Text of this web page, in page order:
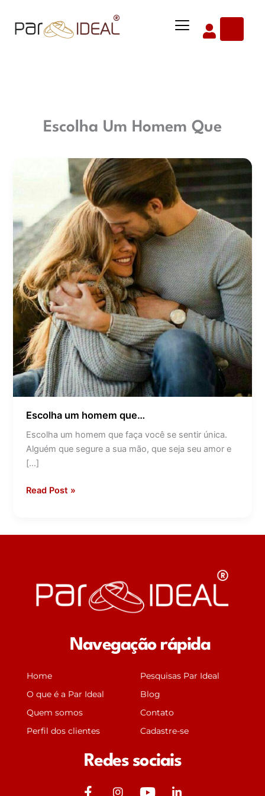
para
Menu
Escolha Um Homem Que
Escolha um homem que…
Escolha um homem que faça você se sentir única.
Alguém que segure a sua mão, que seja seu amor e
[…]
Read Post »
Navegação rápida
Home
O que é a Par Ideal
Quem somos
Perfil dos clientes
Pesquisas Par Ideal
Blog
Contato
Cadastre-se
Redes sociais
J
J Y J